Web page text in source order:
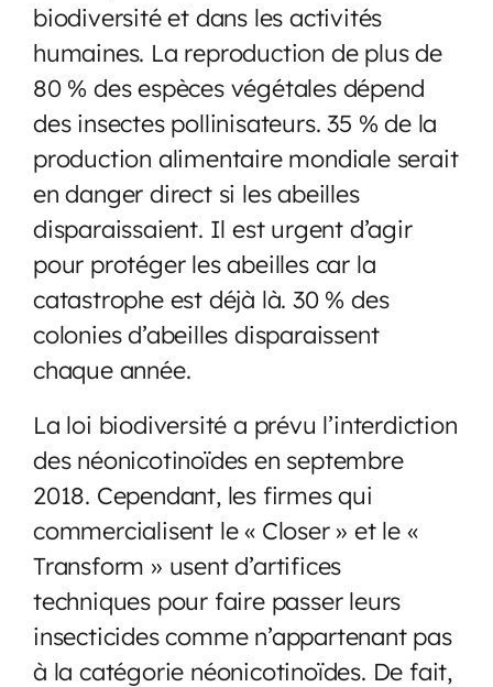
biodiversité et dans les activités
humaines. La reproduction de plus de
80 % des espèces végétales dépend
des insectes pollinisateurs. 35 % de la
production alimentaire mondiale serait
en danger direct si les abeilles
disparaissaient. Il est urgent d’agir
pour protéger les abeilles car la
catastrophe est déjà là. 30 % des
colonies d’abeilles disparaissent
chaque année.
La loi biodiversité a prévu l’interdiction
des néonicotinoïdes en septembre
2018. Cependant, les firmes qui
commercialisent le « Closer » et le «
Transform » usent d’artifices
techniques pour faire passer leurs
insecticides comme n’appartenant pas
à la catégorie néonicotinoïdes. De fait,